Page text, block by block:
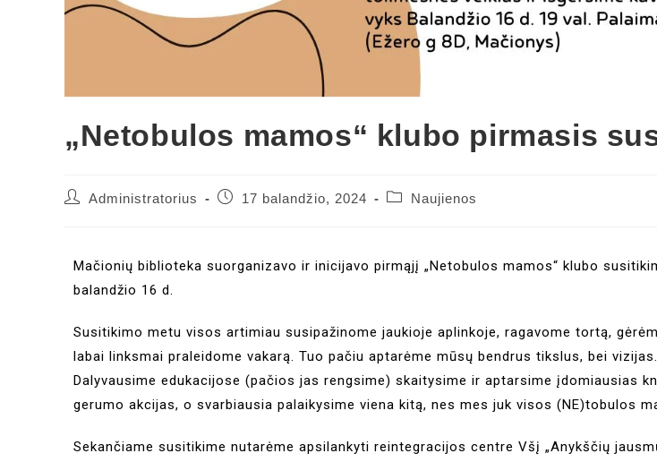
„Netobulos mamos“ klubo pirmasis
Administratorius 17 balandžio, 2024 Naujienos
Mačionių biblioteka suorganizavo ir inicijavo pirmąjį „Netobulos mamos“ klubo
balandžio 16 d.
Susitikimo metu visos artimiau susipažinome jaukioje aplinkoje, ragavome tortą,
labai linksmai praleidome vakarą. Tuo pačiu aptarėme mūsų bendrus tikslus, bei vizijas.
Dalyvausime edukacijose (pačios jas rengsime) skaitysime ir aptarsime įdomiausias
gerumo akcijas, o svarbiausia palaikysime viena kitą, nes mes juk visos (NE)tobulos
Sekančiame susitikime nutarėme apsilankyti reintegracijos centre Všį „Anykščių